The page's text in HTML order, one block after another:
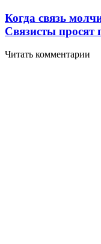
Когда связь
Связисты
Читать комментарии